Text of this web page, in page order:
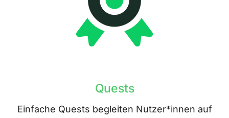
Quests
Einfache Quests begleiten Nutzer*innen auf